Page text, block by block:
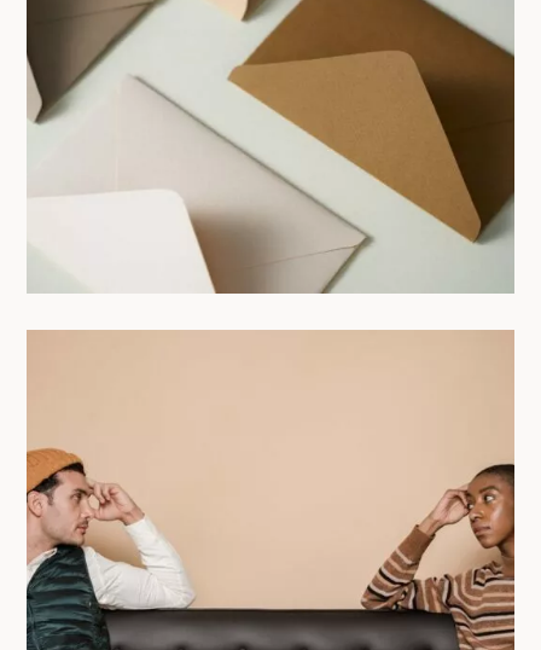
Modèles de courriers types pour
locataire (à télécharger)
19/06/2025
Résolution des conflits en coliving :
miser sur la communication et la
médiation pour mieux vivre ensemble
18/06/2025